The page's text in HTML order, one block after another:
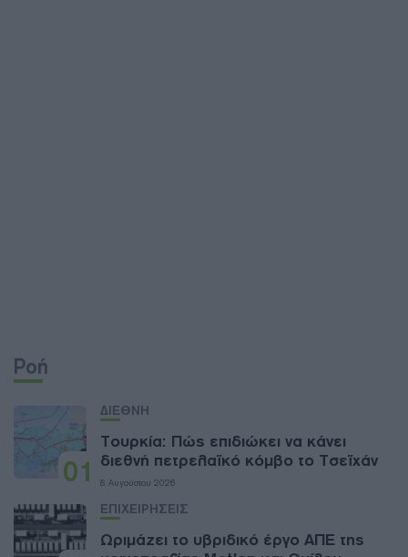
Ροή
01
ΔΙΕΘΝΗ
Τουρκία: Πώς επιδιώκει να κάνει
διεθνή πετρελαϊκό κόμβο το Τσεϊχάν
8 Αυγούστου 2026
ΕΠΙΧΕΙΡΗΣΕΙΣ
Ωριμάζει το υβριδικό έργο ΑΠΕ της